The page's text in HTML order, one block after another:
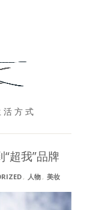
活 方 式
超我”品牌
, 人物 , 美妆